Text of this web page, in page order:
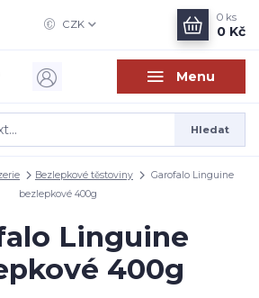
Menu
CZK
Hledat
0 ks
0 Kč
Bezlepkové těstoviny
Garofalo Linguine
bezlepkové 400g
Linguine
400g